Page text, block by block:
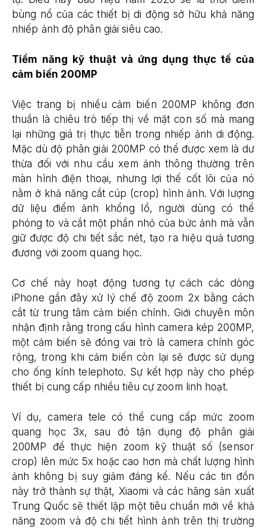
bùng nổ của các thiết bị di động sở hữu khả năng
nhiếp ảnh độ phân giải siêu cao.
Tiềm năng kỹ thuật và ứng dụng thực tế của
cảm biến 200MP
Việc trang bị nhiều cảm biến 200MP không đơn
thuần là chiêu trò tiếp thị về mặt con số mà mang
lại những giá trị thực tiễn trong nhiếp ảnh di động.
Mặc dù độ phân giải 200MP có thể được xem là dư
thừa đối với nhu cầu xem ảnh thông thường trên
màn hình điện thoại, nhưng lợi thế cốt lõi của nó
nằm ở khả năng cắt cúp (crop) hình ảnh. Với lượng
dữ liệu điểm ảnh khổng lồ, người dùng có thể
phóng to và cắt một phần nhỏ của bức ảnh mà vẫn
giữ được độ chi tiết sắc nét, tạo ra hiệu quả tương
đương với zoom quang học.
Cơ chế này hoạt động tương tự cách các dòng
iPhone gần đây xử lý chế độ zoom 2x bằng cách
cắt từ trung tâm cảm biến chính. Giới chuyên môn
nhận định rằng trong cấu hình camera kép 200MP,
một cảm biến sẽ đóng vai trò là camera chính góc
rộng, trong khi cảm biến còn lại sẽ được sử dụng
cho ống kính telephoto. Sự kết hợp này cho phép
thiết bị cung cấp nhiều tiêu cự zoom linh hoạt.
Ví dụ, camera tele có thể cung cấp mức zoom
quang học 3x, sau đó tận dụng độ phân giải
200MP để thực hiện zoom kỹ thuật số (sensor
crop) lên mức 5x hoặc cao hơn mà chất lượng hình
ảnh không bị suy giảm đáng kể. Nếu các tin đồn
này trở thành sự thật, Xiaomi và các hãng sản xuất
Trung Quốc sẽ thiết lập một tiêu chuẩn mới về khả
năng zoom và độ chi tiết hình ảnh trên thị trường